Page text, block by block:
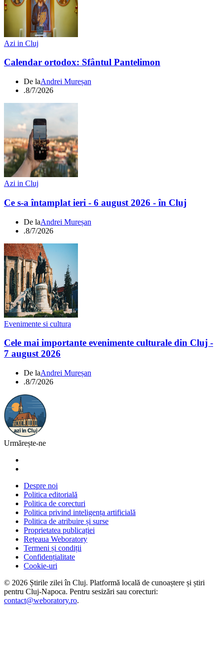
Azi in Cluj
Calendar ortodox: Sfântul Pantelimon
De laAndrei Mureșan
.8/7/2026
Azi in Cluj
Ce s-a întamplat ieri - 6 august 2026 - în Cluj
De laAndrei Mureșan
.8/7/2026
Evenimente si cultura
Cele mai importante evenimente culturale din Cluj -
7 august 2026
De laAndrei Mureșan
.8/7/2026
Urmărește-ne
Despre noi
Politica editorială
Politica de corecturi
Politica privind inteligența artificială
Politica de atribuire și surse
Proprietatea publicației
Rețeaua Weboratory
Termeni și condiții
Confidențialitate
Cookie-uri
© 2026 Știrile zilei în Cluj. Platformă locală de cunoaștere și știri
pentru Cluj-Napoca. Pentru sesizări sau corecturi:
contact@weboratory.ro.